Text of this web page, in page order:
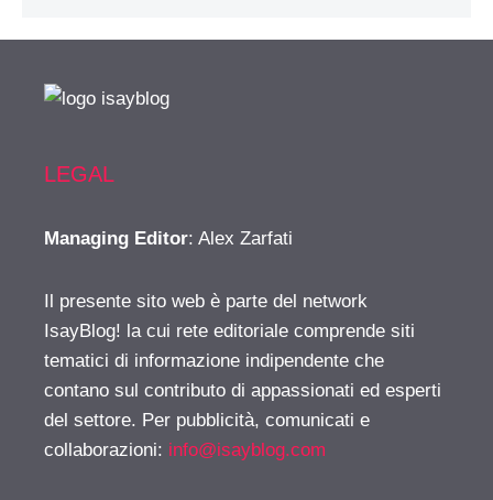
LEGAL
Managing Editor: Alex Zarfati
Il presente sito web è parte del network
IsayBlog! la cui rete editoriale comprende siti
tematici di informazione indipendente che
contano sul contributo di appassionati ed esperti
del settore. Per pubblicità, comunicati e
collaborazioni: info@isayblog.com